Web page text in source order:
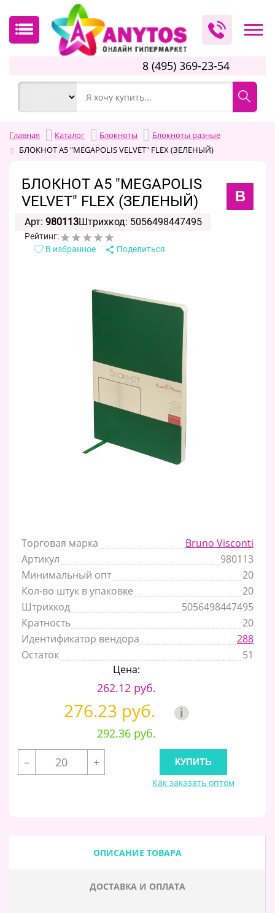
8 (495) 369-23-54
Главная Каталог Блокноты
Блокноты разные
БЛОКНОТ А5 "MEGAPOLIS VELVET" FLEX (ЗЕЛЕНЫЙ)
БЛОКНОТ А5 "MEGAPOLIS
VELVET" FLEX (ЗЕЛЕНЫЙ)
B
Арт: 980113Штрихкод: 5056498447495
Рейтинг:
В избранное
Поделиться
Торговая марка
Bruno Visconti
Артикул
980113
Минимальный опт
20
Кол-во штук в упаковке
20
Штрихкод
5056498447495
Кратность
20
Идентификатор вендора
288
Остаток
51
Цена:
262.12 руб.
276.23 руб. i
292.36 руб.
–
+
Как заказать оптом
ОПИСАНИЕ ТОВАРА
ДОСТАВКА И ОПЛАТА